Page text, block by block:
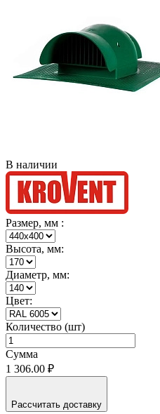
В наличии
Размер, мм :
Высота, мм:
Диаметр, мм:
Цвет:
Количество (шт)
Сумма
1 306.00 ₽
Рассчитать доставку